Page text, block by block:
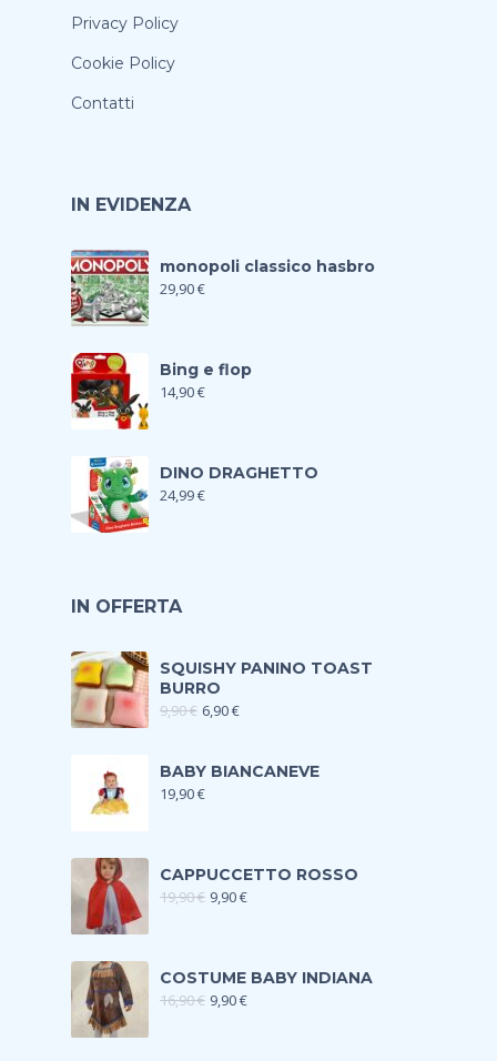
Privacy Policy
Cookie Policy
Contatti
IN EVIDENZA
monopoli classico hasbro
29,90€
Bing e flop
14,90€
DINO DRAGHETTO
24,99€
IN OFFERTA
SQUISHY PANINO TOAST
BURRO
9,90€ 6,90€
BABY BIANCANEVE
19,90€
CAPPUCCETTO ROSSO
19,90€ 9,90€
COSTUME BABY INDIANA
16,90€ 9,90€